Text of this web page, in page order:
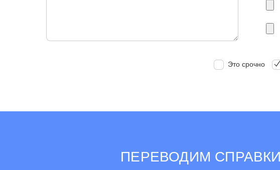
Это срочно
ПЕРЕВОДИМ